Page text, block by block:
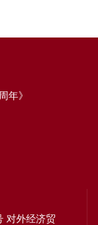
年》
对外经济贸